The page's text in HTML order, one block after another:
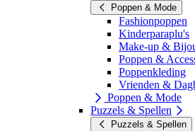
Poppen & Mode
Fashionpoppen
Kinderparaplu's
Make-up &
Poppen &
Poppenkleding
Vrienden &
Poppen & Mode
Puzzels & Spellen
Puzzels & Spellen